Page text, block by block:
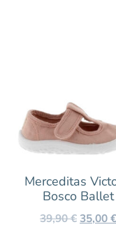
Merceditas
Bosco Ballet
39,90€35,00€